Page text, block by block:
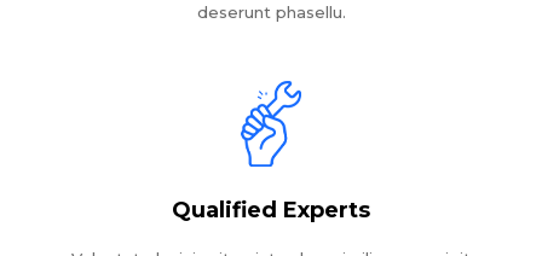
deserunt phasellu.
Qualified Experts